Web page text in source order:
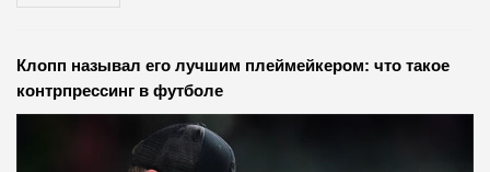
Клопп называл его лучшим плеймейкером: что такое
контрпрессинг в футболе